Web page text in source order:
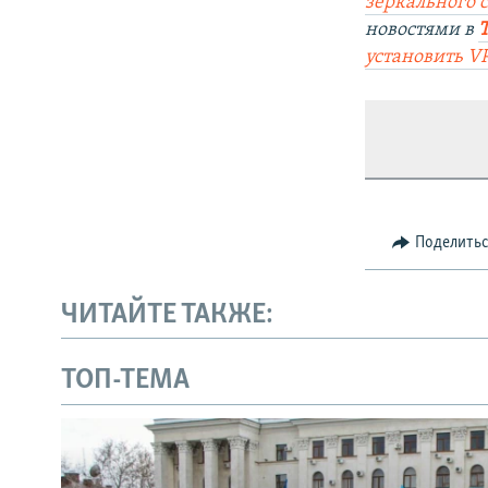
новостями в
установить
ЧИТАЙТЕ ТАКЖЕ:
ТОП-ТЕМА